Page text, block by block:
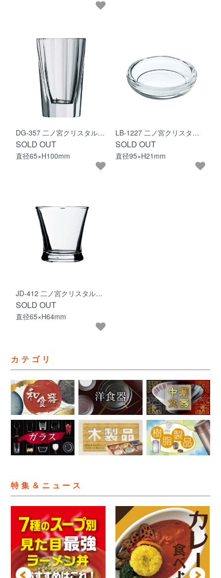
DG-357 二ノ宮クリスタル…
SOLD OUT
直径65×H100mm
LB-1227 二ノ宮クリスタ…
SOLD OUT
直径95×H21mm
JD-412 二ノ宮クリスタル…
SOLD OUT
直径65×H64mm
カテゴリ
特集＆ニュース